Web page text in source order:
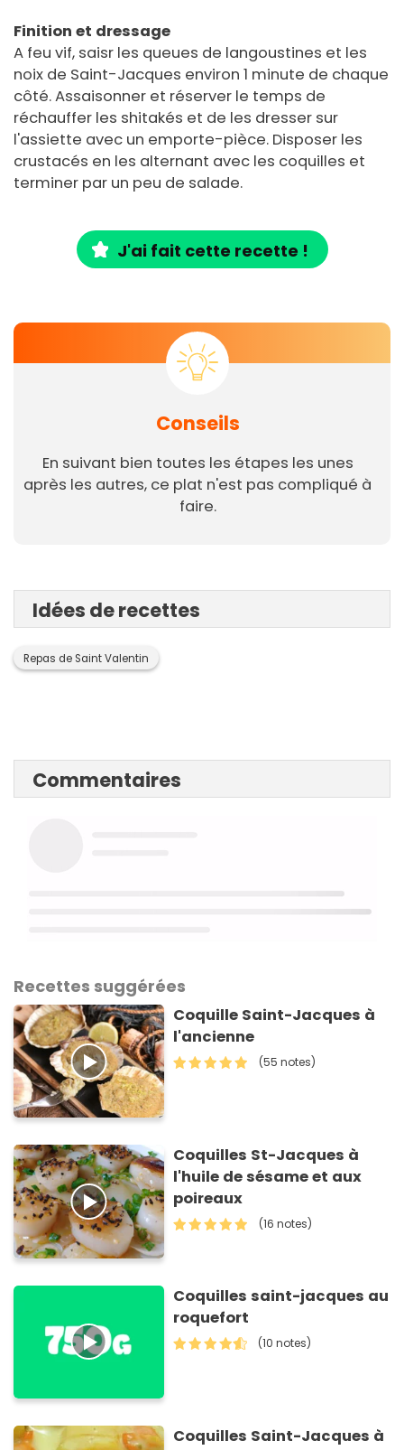
Finition et dressage
A feu vif, saisr les queues de langoustines et les
noix de Saint-Jacques environ 1 minute de chaque
côté. Assaisonner et réserver le temps de
réchauffer les shitakés et de les dresser sur
l'assiette avec un emporte-pièce. Disposer les
crustacés en les alternant avec les coquilles et
terminer par un peu de salade.
J'ai fait cette recette !
Conseils
En suivant bien toutes les étapes les unes
après les autres, ce plat n'est pas compliqué à
faire.
Idées de recettes
Repas de Saint Valentin
Commentaires
Recettes suggérées
Coquille Saint-Jacques à
l'ancienne
(55 notes)
Coquilles St-Jacques à
l'huile de sésame et aux
poireaux
(16 notes)
Coquilles saint-jacques au
roquefort
(10 notes)
Coquilles Saint-Jacques à